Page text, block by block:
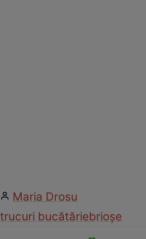
Maria Drosu
trucuri bucătăriebrioșe